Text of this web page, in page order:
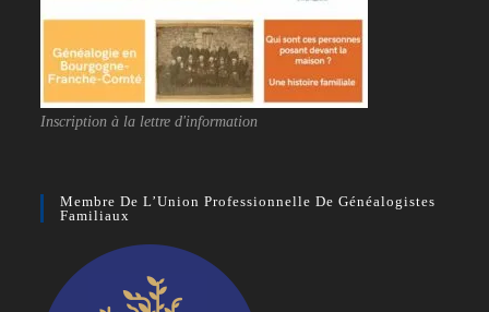
Inscription à la lettre d'information
Membre De L’Union Professionnelle De Généalogistes
Familiaux